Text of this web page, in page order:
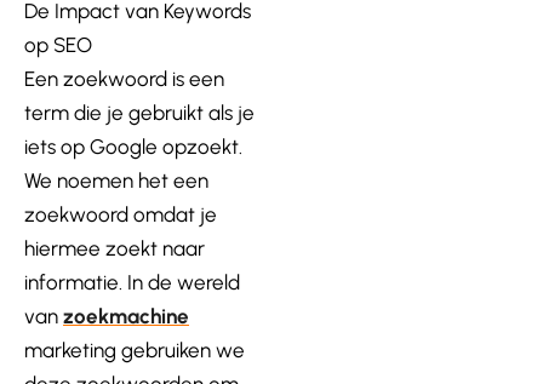
De Impact van Keywords
op SEO
Een zoekwoord is een
term die je gebruikt als je
iets op Google opzoekt.
We noemen het een
zoekwoord omdat je
hiermee zoekt naar
informatie. In de wereld
van zoekmachine
marketing gebruiken we